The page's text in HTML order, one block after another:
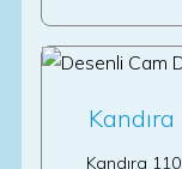
Kandıra